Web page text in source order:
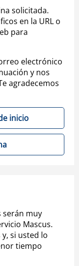
solicitada.
en la URL o
para
electrónico
y nos
agradecemos
inicio
serán muy
Mascus.
si usted lo
tiempo